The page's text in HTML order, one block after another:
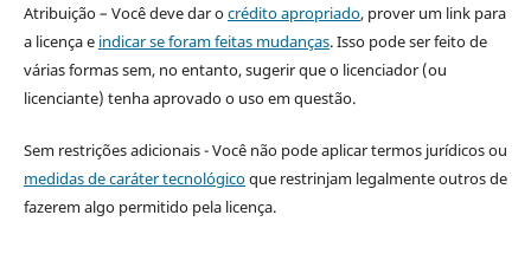
Atribuição – Você deve dar ocrédito apropriado, prover um link para
a licença e indicar se foram feitas mudanças. Isso pode ser feito de
várias formas sem, no entanto, sugerir que o licenciador (ou
licenciante) tenha aprovado o uso em questão.
Sem restrições adicionais - Você não pode aplicar termos jurídicos ou
medidas de caráter tecnológicoque restrinjam legalmente outros de
fazerem algo permitido pela licença.